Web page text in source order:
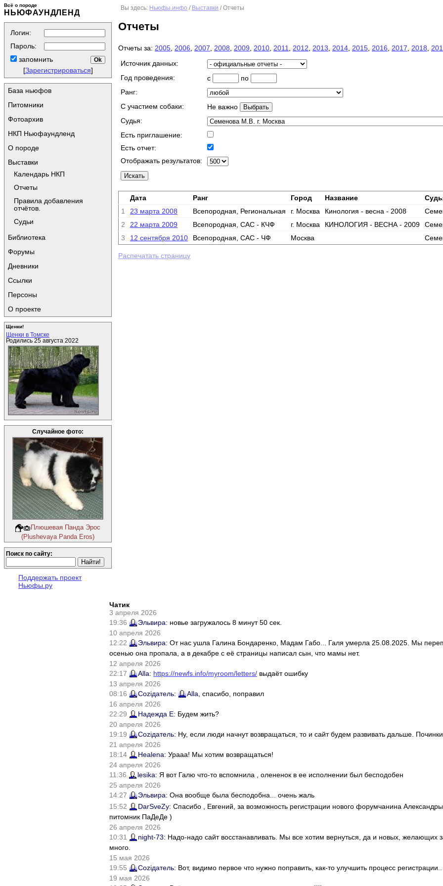
Всё о породе
НЬЮФАУНДЛЕНД
Логин:
Пароль:
запомнить
[Зарегистрироваться]
База ньюфов
Питомники
Фотоархив
НКП Ньюфаундленд
О породе
Выставки
Календарь НКП
Отчеты
Правила добавления
отчётов.
Судьи
Библиотека
Форумы
Дневники
Ссылки
Персоны
О проекте
Щенки!
Щенки в Томске
Родились 25 августа 2022
Случайное фото:
Плюшевая Панда Эрос
(Plushevaya Panda Eros)
Поиск по сайту:
Поддержать проект
Ньюфы.ру
Вы здесь: Ньюфы.инфо / Выставки / Отчеты
Отчеты
Отчеты за: 2005 2006 2007 2008 2009 2010 2011 2012 2013 2014 2015 2016 2017 2018
Источник данных:
Год проведения:
с
по
Ранг:
C участием собаки:
Не важно
Судья:
Есть приглашение:
Есть отчет:
Отображать результатов:
Дата Ранг Город Название
1
23 марта 2008 Всепородная, Региональная г. Москва Кинология - весна - 2008
2
22 марта 2009 Всепородная, САС - КЧФ г. Москва КИНОЛОГИЯ - ВЕСНА - 2009
3
12 сентября 2010 Всепородная, САС - ЧФ Москва
Распечатать страницу
Чатик
3 апреля 2026
19:36
Эльвира: новье загружалось 8 минут 50 сек.
10 апреля 2026
12:22
Эльвира: От нас ушла Галина Бондаренко, Мадам Габо... Галя умерла 25.08.2025. Мы
осенью она пропала, а в декабре с её страницы написал сын, что мамы нет.
12 апреля 2026
22:17
Alla: https://newfs.info/myroom/letters/ выдаёт ошибку
13 апреля 2026
08:16
Соziдатель: Alla , спасибо, поправил
16 апреля 2026
22:29
Надежда Е: Будем жить?
20 апреля 2026
19:19
Соziдатель: Ну, если люди начнут возвращаться, то и сайт будем развивать дальше.
21 апреля 2026
18:14
Healena: Урааа! Мы хотим возвращаться!
24 апреля 2026
11:36
lesika: Я вот Галю что-то вспомнила , олененок в ее исполнении был бесподобен
25 апреля 2026
14:27
Эльвира: Она вообще была бесподобна... очень жаль
15:52
DarSveZy: Спасибо , Евгений, за возможность регистрации нового форумчанина
питомник ПаДеДе )
26 апреля 2026
10:31
night-73: Надо-надо сайт восстанавливать. Мы все хотим вернуться, да и новых, желающих
много.
15 мая 2026
19:55
Соziдатель: Вот, видимо первое что нужно поправить, как-то улучшить процесс регистрации..
19 мая 2026